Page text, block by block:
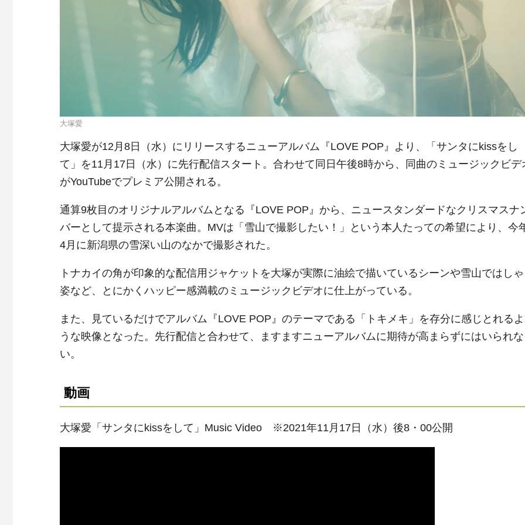
大塚愛
大塚愛が12月8日（水）にリリースするニューアルバム『LOVE POP』より、「サンタにkissをし
て」を11月17日（水）に先行配信スタート。合わせて同日午後8時から、同曲のミュージックビデ
がYouTubeでプレミア公開される。
通算9枚目のオリジナルアルバムとなる『LOVE POP』から、ニュースタンダードなクリスマスナ
バーとして提示される本楽曲。MVは「雪山で撮影したい！」という本人たっての希望により、今
4月に新潟県の雪深い山のなかで撮影された。
トナカイの角が印象的な配信用ジャケットを大塚が実際に油絵で描いているシーンや雪山ではし
姿など、とにかくハッピー感満載のミュージックビデオに仕上がっている。
また、見ているだけでアルバム『LOVE POP』のテーマである「トキメキ」を存分に感じとれるよ
うな映像となった。先行配信と合わせて、ますますニューアルバムに期待が高まらずにはいられな
い。
動画
大塚愛「サンタにkissをして」Music Video ※2021年11月17日（水）後8・00公開